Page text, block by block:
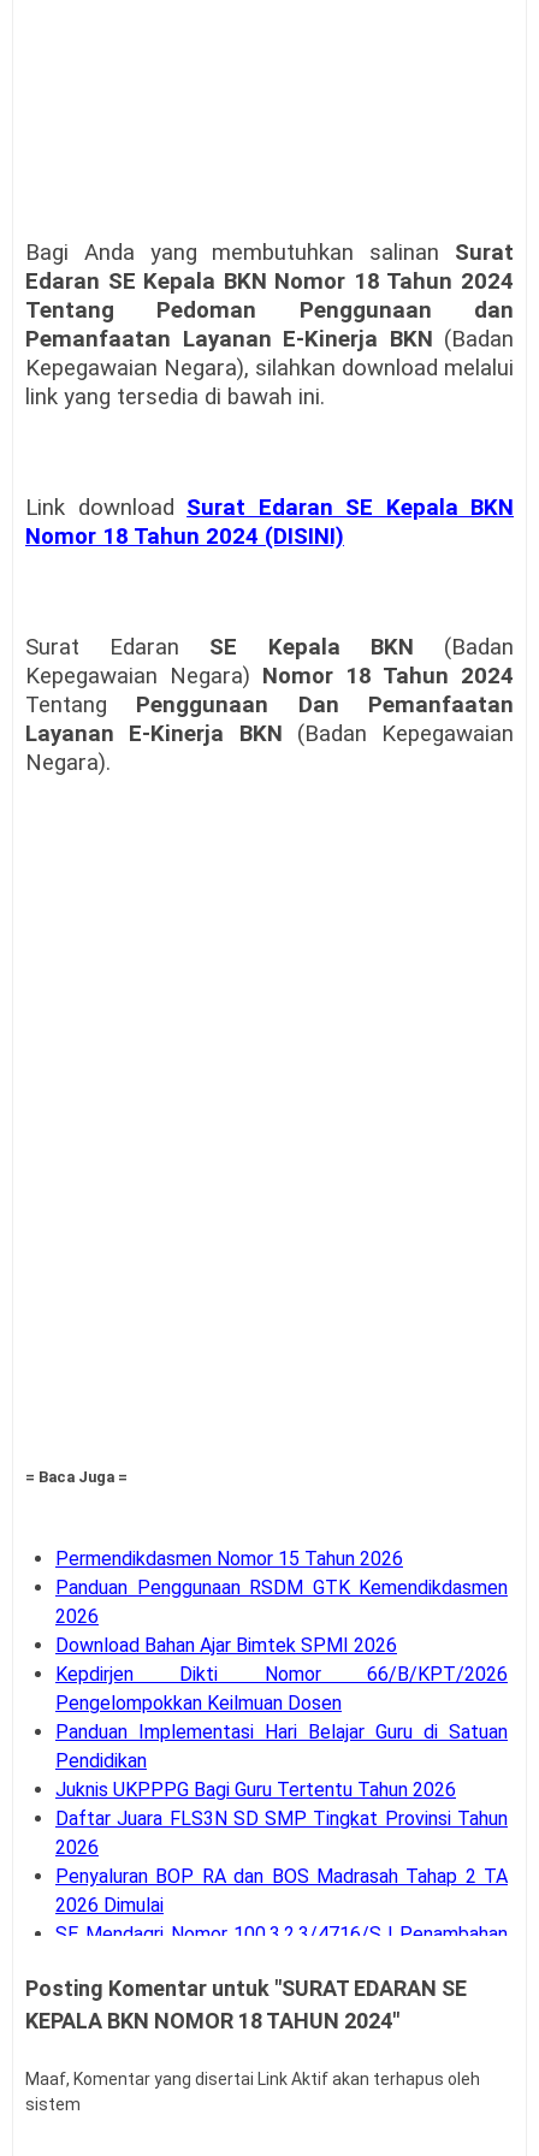
Bagi Anda yang membutuhkan salinan Surat
Edaran SE Kepala BKN Nomor 18 Tahun 2024
Tentang Pedoman Penggunaan dan
Pemanfaatan Layanan E-Kinerja BKN (Badan
Kepegawaian Negara), silahkan download melalui
link yang tersedia di bawah ini.
Link download Surat Edaran SE Kepala BKN
Nomor 18 Tahun 2024 (DISINI)
Surat Edaran SE Kepala BKN (Badan
Kepegawaian Negara) Nomor 18 Tahun 2024
Tentang Penggunaan Dan Pemanfaatan
Layanan E-Kinerja BKN (Badan Kepegawaian
Negara).
= Baca Juga =
Permendikdasmen Nomor 15 Tahun 2026
Panduan Penggunaan RSDM GTK Kemendikdasmen
2026
Download Bahan Ajar Bimtek SPMI 2026
Kepdirjen Dikti Nomor 66/B/KPT/2026
Pengelompokkan Keilmuan Dosen
Panduan Implementasi Hari Belajar Guru di Satuan
Pendidikan
Juknis UKPPPG Bagi Guru Tertentu Tahun 2026
Daftar Juara FLS3N SD SMP Tingkat Provinsi Tahun
2026
Penyaluran BOP RA dan BOS Madrasah Tahap 2 TA
2026 Dimulai
SE Mendagri Nomor 100.3.2.3/4716/SJ Penambahan
Panduan Pengajuan Data Prasarana pada Dapodik
Versi 2027
2026
PMA Nomor 12 Tahun 2026 tentang Tata Naskah
Posting Komentar untuk "SURAT EDARAN SE
KEPALA BKN NOMOR 18 TAHUN 2024"
Maaf, Komentar yang disertai Link Aktif akan terhapus oleh
sistem